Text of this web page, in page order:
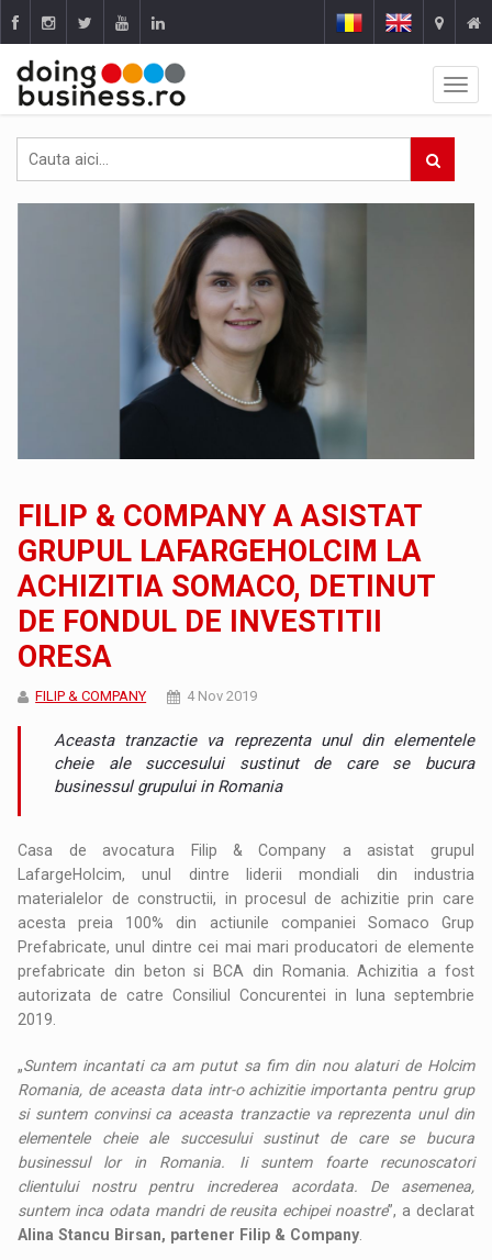
FILIP & COMPANY A ASISTAT
GRUPUL LAFARGEHOLCIM LA
ACHIZITIA SOMACO, DETINUT
DE FONDUL DE INVESTITII
ORESA
FILIP & COMPANY 4 Nov 2019
Aceasta tranzactie va reprezenta unul din elementele
cheie ale succesului sustinut de care se bucura
businessul grupului in Romania
Casa de avocatura Filip & Company a asistat grupul
LafargeHolcim, unul dintre liderii mondiali din industria
materialelor de constructii, in procesul de achizitie prin care
acesta preia 100% din actiunile companiei Somaco Grup
Prefabricate, unul dintre cei mai mari producatori de elemente
prefabricate din beton si BCA din Romania. Achizitia a fost
autorizata de catre Consiliul Concurentei in luna septembrie
2019.
„Suntem incantati ca am putut sa fim din nou alaturi de Holcim
Romania, de aceasta data intr-o achizitie importanta pentru grup
si suntem convinsi ca aceasta tranzactie va reprezenta unul din
elementele cheie ale succesului sustinut de care se bucura
businessul lor in Romania. Ii suntem foarte recunoscatori
clientului nostru pentru increderea acordata. De asemenea,
suntem inca odata mandri de reusita echipei noastre”, a declarat
Alina Stancu Birsan, partener Filip & Company.